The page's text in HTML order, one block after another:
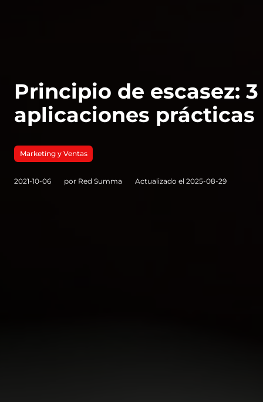
Principio de escasez: 3
aplicaciones prácticas
Marketing y Ventas
2021-10-06 por Red Summa Actualizado el 2025-08-29